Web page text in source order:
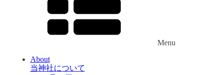
Menu
About
当神社について